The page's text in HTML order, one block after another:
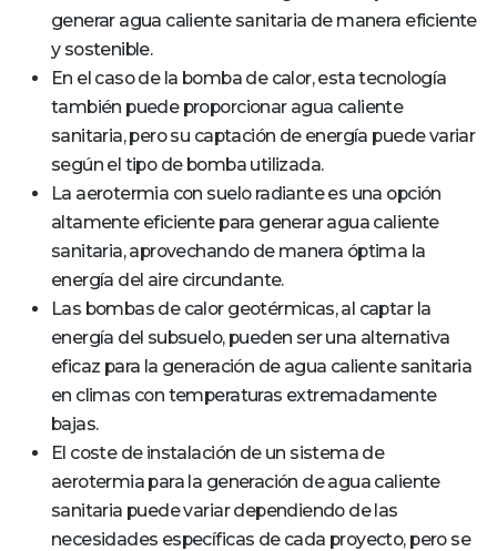
generar agua caliente sanitaria de manera eficiente
y sostenible.
En el caso de la bomba de calor, esta tecnología
también puede proporcionar agua caliente
sanitaria, pero su captación de energía puede variar
según el tipo de bomba utilizada.
La aerotermia con suelo radiante es una opción
altamente eficiente para generar agua caliente
sanitaria, aprovechando de manera óptima la
energía del aire circundante.
Las bombas de calor geotérmicas, al captar la
energía del subsuelo, pueden ser una alternativa
eficaz para la generación de agua caliente sanitaria
en climas con temperaturas extremadamente
bajas.
El coste de instalación de un sistema de
aerotermia para la generación de agua caliente
sanitaria puede variar dependiendo de las
necesidades específicas de cada proyecto, pero se